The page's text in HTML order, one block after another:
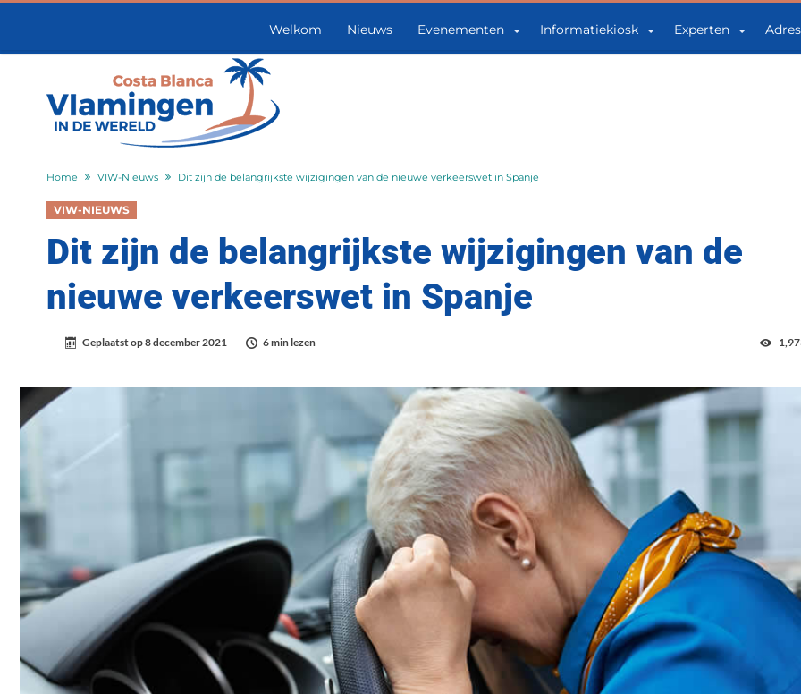
Welkom Nieuws Evenementen Informatiekiosk Experten
Home VIW-Nieuws Dit zijn de belangrijkste wijzigingen van de nieuwe verkeerswet in Spanje
VIW-NIEUWS
Dit zijn de belangrijkste wijzigingen van de
nieuwe verkeerswet in Spanje
Geplaatst op8 december 2021 6 min lezen